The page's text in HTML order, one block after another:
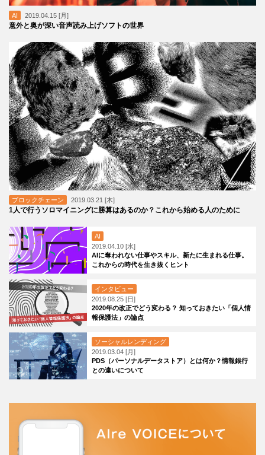
AI 2019.04.15 [月]
意外と奥が深い音声読み上げソフトの世界
ブロックチェーン 2019.03.21 [木]
1人で行うソロマイニングに勝算はあるのか？これから始める人のために
AI
2019.04.10 [水]
AIに奪われない仕事やスキル、新たに生まれる仕事。
これからの時代を生き抜くヒント
インタビュー
2019.08.25 [日]
2020年の改正でどう変わる？ 知っておきたい「個人情
報保護法」の論点
ソーシャルレンディング
2019.03.04 [月]
PDS（パーソナルデータストア）とは何か？情報銀行
との違いについて